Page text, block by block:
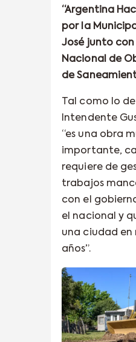
“Argentina
por la
José junto con
Nacional de
de
Tal como lo
Intendente
“es una obra
importante,
requiere de
trabajos
con el
el nacional y
una ciudad en
años”.